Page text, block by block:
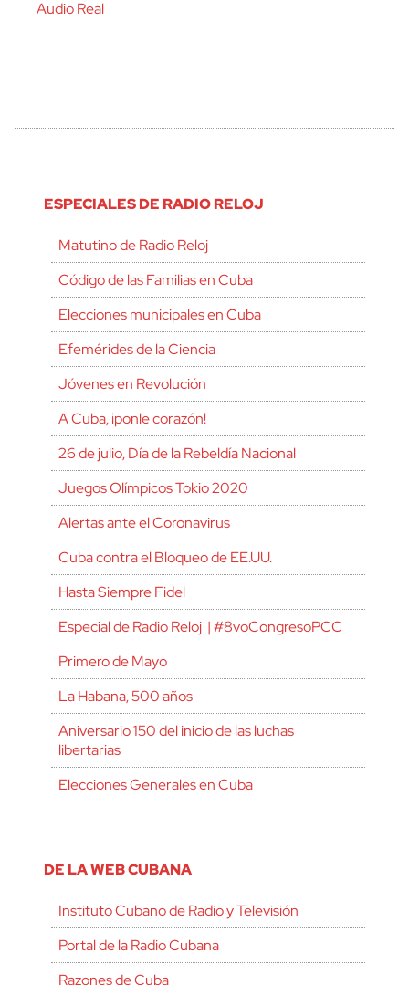
Audio Real
ESPECIALES DE RADIO RELOJ
Matutino de Radio Reloj
Código de las Familias en Cuba
Elecciones municipales en Cuba
Efemérides de la Ciencia
Jóvenes en Revolución
A Cuba, ¡ponle corazón!
26 de julio, Día de la Rebeldía Nacional
Juegos Olímpicos Tokio 2020
Alertas ante el Coronavirus
Cuba contra el Bloqueo de EE.UU.
Hasta Siempre Fidel
Especial de Radio Reloj | #8voCongresoPCC
Primero de Mayo
La Habana, 500 años
Aniversario 150 del inicio de las luchas
libertarias
Elecciones Generales en Cuba
DE LA WEB CUBANA
Instituto Cubano de Radio y Televisión
Portal de la Radio Cubana
Razones de Cuba